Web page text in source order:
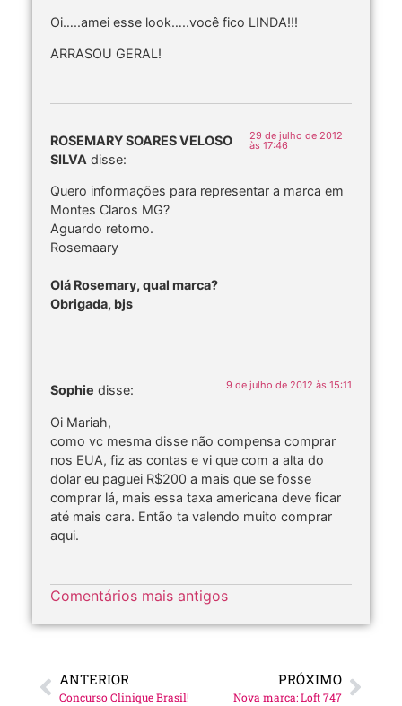
Oi…..amei esse look…..você fico LINDA!!!
ARRASOU GERAL!
ROSEMARY SOARES VELOSO
SILVA disse:
29 de julho de 2012
às 17:46
Quero informações para representar a marca em
Montes Claros MG?
Aguardo retorno.
Rosemaary
Olá Rosemary, qual marca?
Obrigada, bjs
Sophie disse: 9 de julho de 2012 às 15:11
Oi Mariah,
como vc mesma disse não compensa comprar
nos EUA, fiz as contas e vi que com a alta do
dolar eu paguei R$200 a mais que se fosse
comprar lá, mais essa taxa americana deve ficar
até mais cara. Então ta valendo muito comprar
aqui.
Comentários mais antigos
ANTERIOR
Concurso Clinique Brasil!
PRÓXIMO
Nova marca: Loft 747